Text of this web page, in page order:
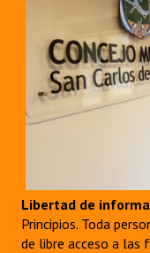
Actas de Audiencias
NORMATIVA
Comunicaciones
Declaraciones
Resoluciones de
INSTITUCIONAL
Libertad de
Principios. Toda
de libre acceso a las